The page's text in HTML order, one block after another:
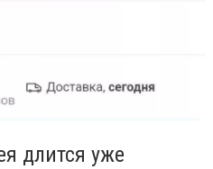
длится уже